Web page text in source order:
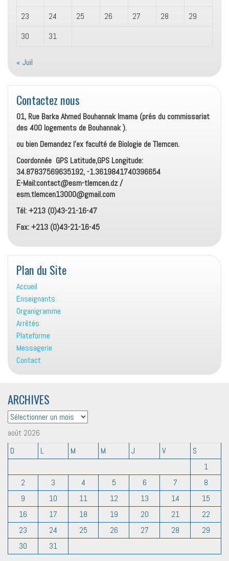
23
24 25 26 27 28
29
30
31
« Juil
Contactez nous
01, Rue Barka Ahmed Bouhannak Imama (prés du commissariat
des 400 logements de Bouhannak ).
ou bien Demandez l’ex faculté de Biologie de Tlemcen.
Coordonnée GPS Latitude,GPS Longitude:
34.87837569635192, -1.3619841740396654
E-Mail:contact@esm-tlemcen.dz /
esm.tlemcen13000@gmail.com
Tél: +213 (0)43-21-16-47
Fax: +213 (0)43-21-16-45
Plan du Site
Accueil
Enseignants
Organigramme
Arrêtés
Plateforme
Messagerie
Contact
ARCHIVES
ARCHIVES
août 2026
D
L M M J V
S
1
2
3 4 5 6 7
8
9
10 11 12 13 14
15
16
17 18 19 20 21
22
23
24 25 26 27 28
29
30
31